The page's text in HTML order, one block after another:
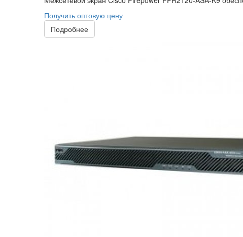
Получить оптовую цену
Подробнее